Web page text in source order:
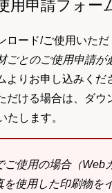
用申請フォー
ロード/ご使用いただ
ごとのご使用申請が
よりお申し込みくだ
だける場合は、ダウ
たします。
ご使用の場合（Web
を使用した印刷物を